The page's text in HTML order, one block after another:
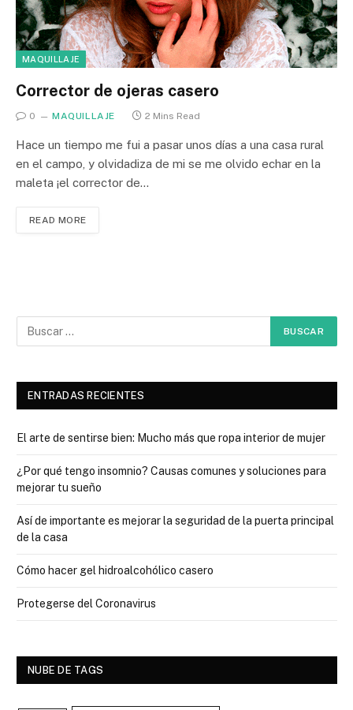
MAQUILLAJE
Corrector de ojeras casero
0 MAQUILLAJE 2 Mins Read
Hace un tiempo me fui a pasar unos días a una casa rural
en el campo, y olvidadiza de mi se me olvido echar en la
maleta ¡el corrector de…
READ MORE
ENTRADAS RECIENTES
El arte de sentirse bien: Mucho más que ropa interior de mujer
¿Por qué tengo insomnio? Causas comunes y soluciones para
mejorar tu sueño
Así de importante es mejorar la seguridad de la puerta principal
de la casa
Cómo hacer gel hidroalcohólico casero
Protegerse del Coronavirus
NUBE DE TAGS